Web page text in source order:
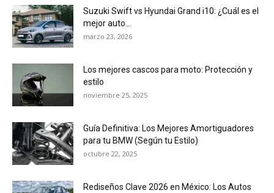
Suzuki Swift vs Hyundai Grand i10: ¿Cuál es el
mejor auto...
marzo 23, 2026
Los mejores cascos para moto: Protección y
estilo
noviembre 25, 2025
Guía Definitiva: Los Mejores Amortiguadores
para tu BMW (Según tu Estilo)
octubre 22, 2025
Rediseños Clave 2026 en México: Los Autos